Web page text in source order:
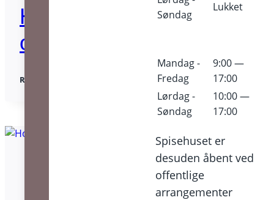
Søndag
Lukket
Mandag -
Fredag
9:00 —
17:00
Lørdag -
Søndag
10:00 —
17:00
Spisehuset er
desuden åbent ved
offentlige
arrangementer
Hold 5: Klassisk tegning
og illustration
READ MORE